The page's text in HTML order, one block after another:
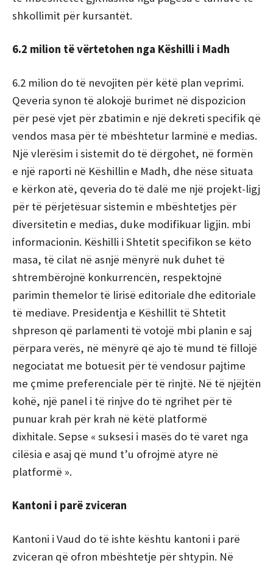
shkollimit për kursantët.
6.2 milion të vërtetohen nga Këshilli i Madh
6.2 milion do të nevojiten për këtë plan veprimi.
Qeveria synon të alokojë burimet në dispozicion
për pesë vjet për zbatimin e një dekreti specifik që
vendos masa për të mbështetur larminë e medias.
Një vlerësim i sistemit do të dërgohet, në formën
e një raporti në Këshillin e Madh, dhe nëse situata
e kërkon atë, qeveria do të dalë me një projekt-ligj
për të përjetësuar sistemin e mbështetjes për
diversitetin e medias, duke modifikuar ligjin. mbi
informacionin. Këshilli i Shtetit specifikon se këto
masa, të cilat në asnjë mënyrë nuk duhet të
shtrembërojnë konkurrencën, respektojnë
parimin themelor të lirisë editoriale dhe editoriale
të mediave. Presidentja e Këshillit të Shtetit
shpreson që parlamenti të votojë mbi planin e saj
përpara verës, në mënyrë që ajo të mund të fillojë
negociatat me botuesit për të vendosur pajtime
me çmime preferenciale për të rinjtë. Në të njëjtën
kohë, një panel i të rinjve do të ngrihet për të
punuar krah për krah në këtë platformë
dixhitale. Sepse « suksesi i masës do të varet nga
cilësia e asaj që mund t’u ofrojmë atyre në
platformë ».
Kantoni i parë zviceran
Kantoni i Vaud do të ishte kështu kantoni i parë
zviceran që ofron mbështetje për shtypin. Në